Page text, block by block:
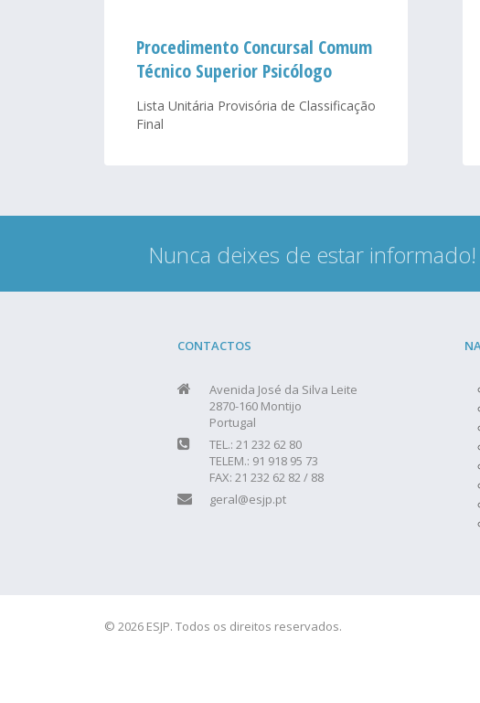
Procedimento Concursal Comum
Técnico Superior Psicólogo
Lista Unitária Provisória de Classificação
Final
Nunca deixes de estar
CONTACTOS
Avenida José da Silva Leite
2870-160 Montijo
Portugal
TEL.: 21 232 62 80
TELEM.: 91 918 95 73
FAX: 21 232 62 82 / 88
geral@esjp.pt
© 2026 ESJP. Todos os direitos reservados.